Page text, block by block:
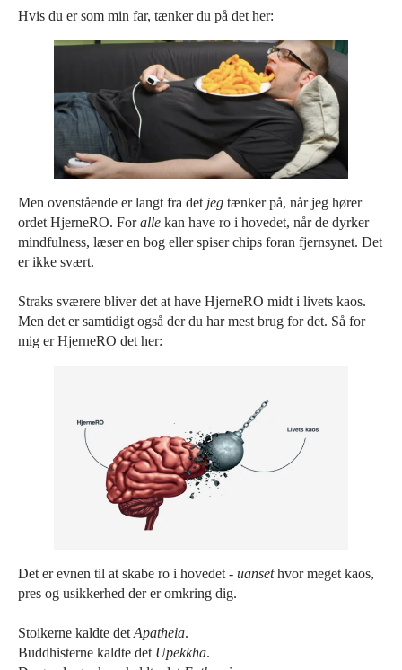
Hvis du er som min far, tænker du på det her:
Men ovenstående er langt fra det jeg tænker på, når jeg hører
ordet HjerneRO. Foralle kan have ro i hovedet, når de dyrker
mindfulness, læser en bog eller spiser chips foran fjernsynet. Det
er ikke svært.
Straks sværere bliver det at have HjerneRO midt i livets kaos.
Men det er samtidigt også der du har mest brug for det. Så for
mig er HjerneRO det her:
Det er evnen til at skabe ro i hovedet - uansethvor meget kaos,
pres og usikkerhed der er omkring dig.
Stoikerne kaldte det Apatheia.
Buddhisterne kaldte det Upekkha.